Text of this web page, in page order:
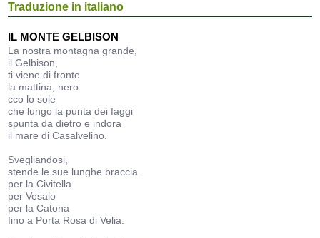
Traduzione in italiano
IL MONTE GELBISON
La nostra montagna grande,
il Gelbison,
ti viene di fronte
la mattina, nero
cco lo sole
che lungo la punta dei faggi
spunta da dietro e indora
il mare di Casalvelino.
Svegliandosi,
stende le sue lunghe braccia
per la Civitella
per Vesalo
per la Catona
fino a Porta Rosa di Velia.